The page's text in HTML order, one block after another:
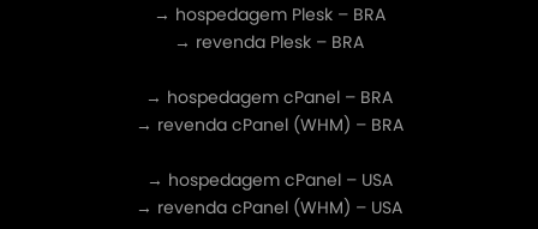
→ hospedagem Plesk – BRA
→ revenda Plesk – BRA
→ hospedagem cPanel – BRA
→ revenda cPanel (WHM) – BRA
→ hospedagem cPanel – USA
→ revenda cPanel (WHM) – USA